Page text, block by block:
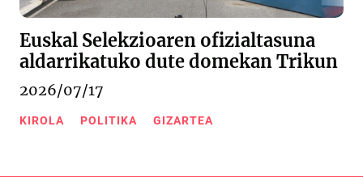
Euskal Selekzioaren ofizialtasuna
aldarrikatuko dute domekan Trikun
2026/07/17
KIROLA POLITIKA GIZARTEA